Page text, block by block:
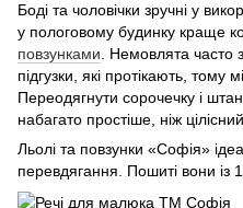
Боді та чоловічки зручні у
у пологовому будинку краще
повзунками. Немовлята часто
підгузки, які протікають, тому
Переодягнути сорочечку і
набагато простіше, ніж
Льолі та повзунки «Софія»
перевдягання. Пошиті вони із